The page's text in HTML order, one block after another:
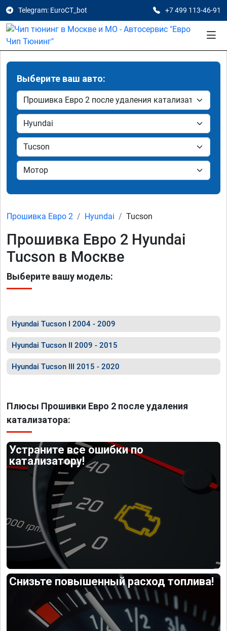
Telegram: EuroCT_bot +7 499 113-46-91
Выберите ваш авто:
Прошивка Евро 2 Hyundai Tucson
Прошивка Евро 2 Hyundai
Tucson в Москве
Выберите вашу модель:
Hyundai Tucson I 2004 - 2009
Hyundai Tucson II 2009 - 2015
Hyundai Tucson III 2015 - 2020
Плюсы Прошивки Евро 2 после удаления
катализатора:
Устраните все ошибки по
катализатору!
Снизьте повышенный расход топлива!